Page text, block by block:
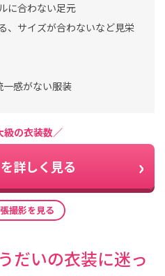
に合わない足元
、サイズが合わないなど見栄
一感がない服装
級の衣装数／
詳しく見る
撮影を見る
だいの衣装に迷っ